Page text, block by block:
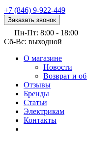
+7 (846) 9-922-449
Заказать звонок
Пн-Пт: 8:00 - 18:00
Сб-Вс: выходной
О магазине
Новости
Возврат и
Отзывы
Бренды
Статьи
Электрикам
Контакты